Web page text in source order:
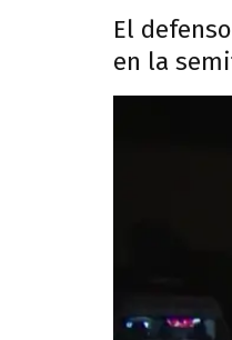
El
en la